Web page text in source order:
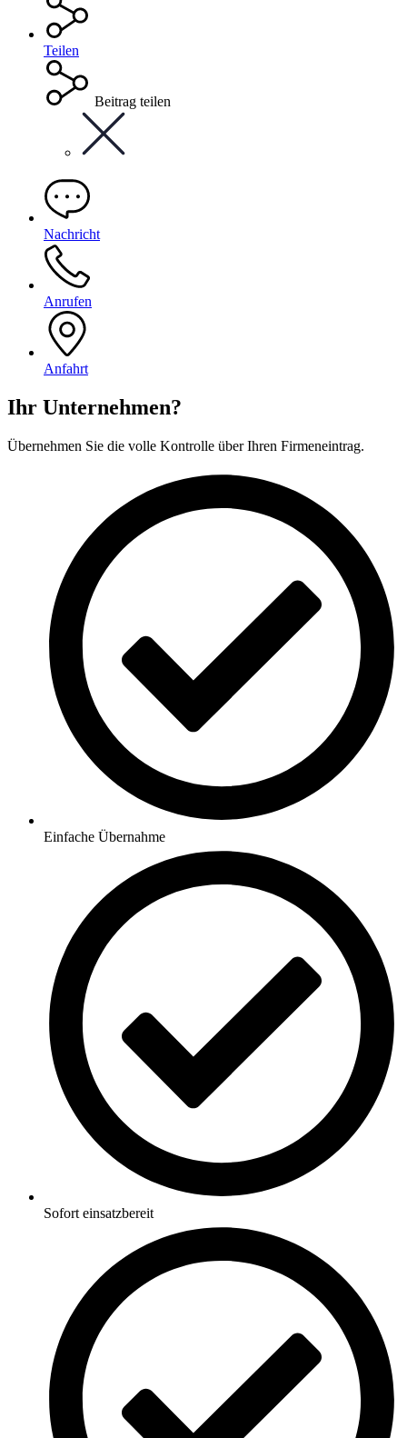
Teilen
Beitrag teilen
Nachricht
Anrufen
Anfahrt
Ihr Unternehmen?
Übernehmen Sie die volle Kontrolle über Ihren Firmeneintrag.
Einfache Übernahme
Sofort einsatzbereit